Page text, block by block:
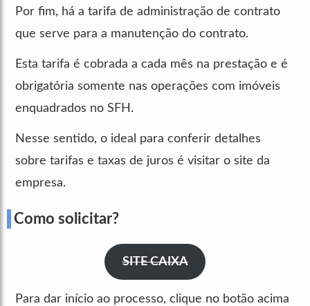
Por fim, há a tarifa de administração de contrato
que serve para a manutenção do contrato.
Esta tarifa é cobrada a cada mês na prestação e é
obrigatória somente nas operações com imóveis
enquadrados no SFH.
Nesse sentido, o ideal para conferir detalhes
sobre tarifas e taxas de juros é visitar o site da
empresa.
Como solicitar?
SITE CAIXA
Para dar início ao processo, clique no botão acima